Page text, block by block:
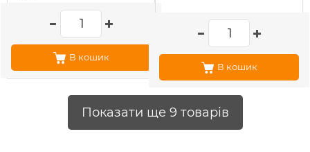
В кошик
В кошик
Показати ще 9 товарів